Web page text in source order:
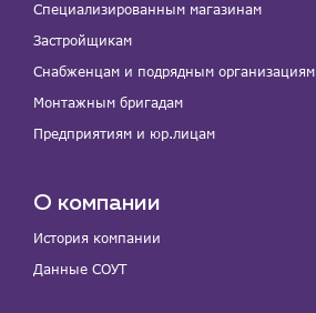
Специализированным магазинам
Застройщикам
Снабженцам и подрядным организациям
Монтажным бригадам
Предприятиям и юр.лицам
О компании
История компании
Данные СОУТ